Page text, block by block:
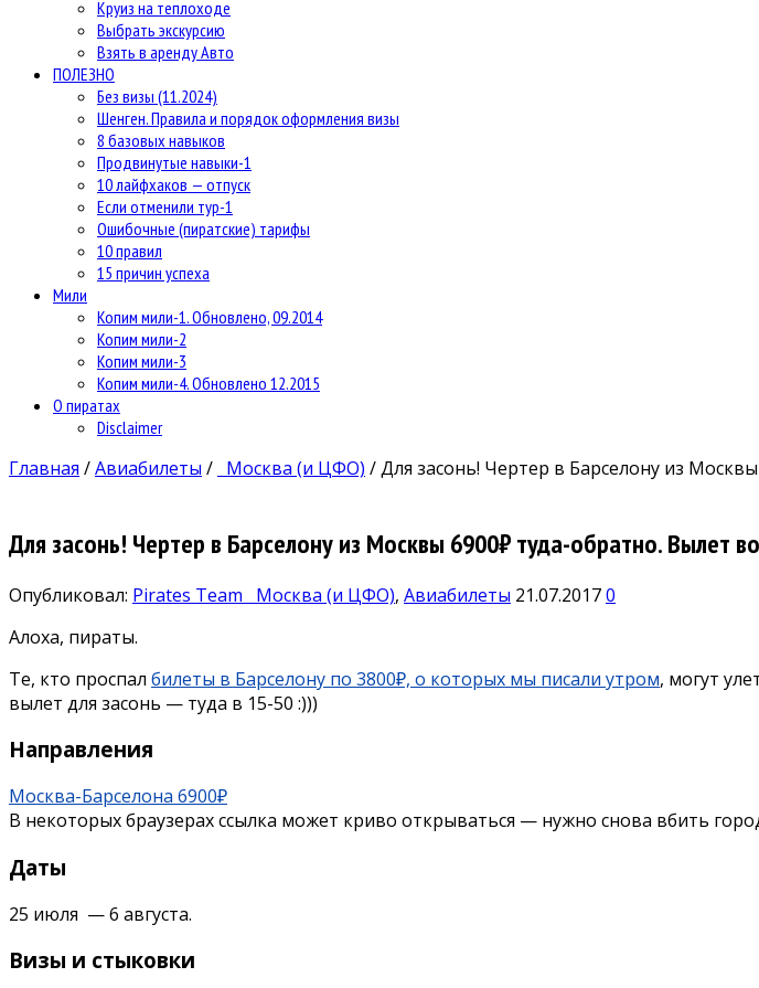
Круиз на теплоходе
Выбрать экскурсию
Взять в аренду Авто
ПОЛЕЗНО
Без визы (11.2024)
Шенген. Правила и порядок оформления визы
8 базовых навыков
Продвинутые навыки-1
10 лайфхаков — отпуск
Если отменили тур-1
Ошибочные (пиратские) тарифы
10 правил
15 причин успеха
Мили
Копим мили-1. Обновлено, 09.2014
Копим мили-2
Копим мили-3
Копим мили-4. Обновлено 12.2015
О пиратах
Disclaimer
Главная /Авиабилеты / Москва (и ЦФО) /Для засонь! Чертер в Барселону из
Для засонь! Чертер в Барселону из Москвы 6900₽ туда-обратно. Вылет
Опубликовал: Pirates Team Москва (и ЦФО), Авиабилеты 21.07.20170
Алоха, пираты.
Те, кто проспал билеты в Барселону по 3800₽, о которых мы писали утром, могут
вылет для засонь — туда в 15-50 :)))
Направления
Москва-Барселона 6900₽
В некоторых браузерах ссылка может криво открываться — нужно снова вбить
Даты
25 июля — 6 августа.
Визы и стыковки